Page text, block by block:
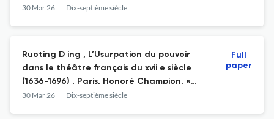
30 Mar 26 Dix-septième siècle
Ruoting D ing , L’Usurpation du pouvoir
dans le théâtre français du xvii e siècle
(1636-1696) , Paris, Honoré Champion, «
Lumière classique », 2021, 560 p., 15,5 × 23,5
30 Mar 26 Dix-septième siècle
Full
paper